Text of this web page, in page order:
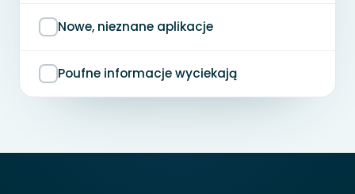
Nowe, nieznane aplikacje
Poufne informacje wyciekają